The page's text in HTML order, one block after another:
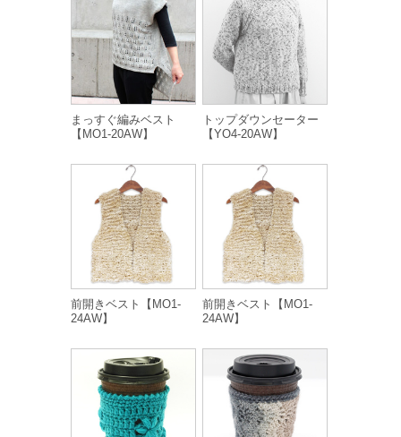
まっすぐ編みベスト
【MO1-20AW】
トップダウンセーター
【YO4-20AW】
前開きベスト【MO1-
24AW】
前開きベスト【MO1-
24AW】